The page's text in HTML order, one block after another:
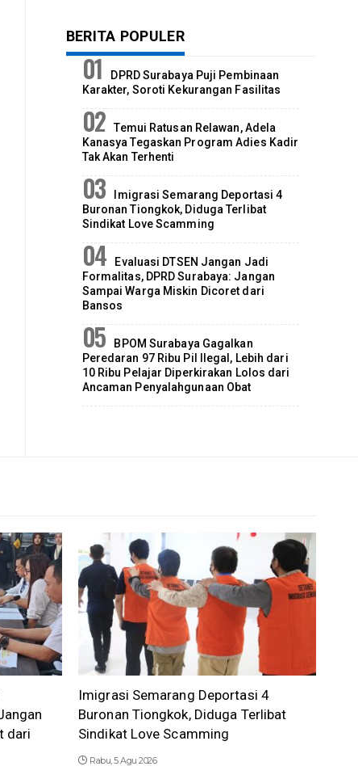
BERITA POPULER
DPRD Surabaya Puji Pembinaan
Karakter, Soroti Kekurangan Fasilitas
Temui Ratusan Relawan, Adela
Kanasya Tegaskan Program Adies Kadir
Tak Akan Terhenti
Imigrasi Semarang Deportasi 4
Buronan Tiongkok, Diduga Terlibat
Sindikat Love Scamming
Evaluasi DTSEN Jangan Jadi
Formalitas, DPRD Surabaya: Jangan
Sampai Warga Miskin Dicoret dari
Bansos
BPOM Surabaya Gagalkan
Peredaran 97 Ribu Pil Ilegal, Lebih dari
10 Ribu Pelajar Diperkirakan Lolos dari
Ancaman Penyalahgunaan Obat
dari
Imigrasi Semarang Deportasi 4
Buronan Tiongkok, Diduga Terlibat
Sindikat Love Scamming
Rabu, 5 Agu 2026